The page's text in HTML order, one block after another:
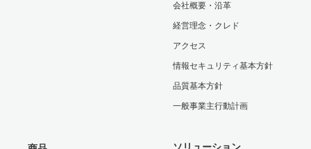
会社概要・沿革
経営理念・クレド
アクセス
情報セキュリティ基本方針
品質基本方針
一般事業主行動計画